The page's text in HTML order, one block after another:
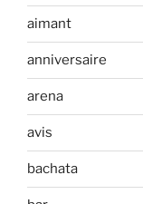
aimant
anniversaire
arena
avis
bachata